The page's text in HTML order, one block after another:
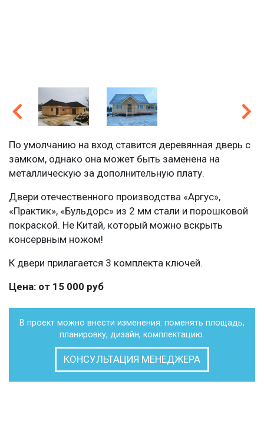
По умолчанию на вход ставится деревянная дверь с
замком, однако она может быть заменена на
металлическую за дополнительную плату.
Двери отечественного производства «Аргус»,
«Практик», «Бульдорс» из 2 мм стали и порошковой
покраской. Не Китай, который можно вскрыть
консервным ножом!
К двери прилагается 3 комплекта ключей.
Цена: от 15 000 руб
В проект можно внести изменения: поменять площадь,
планировку, дизайн, комплектацию.
КОНСУЛЬТАЦИЯ МЕНЕДЖЕРА